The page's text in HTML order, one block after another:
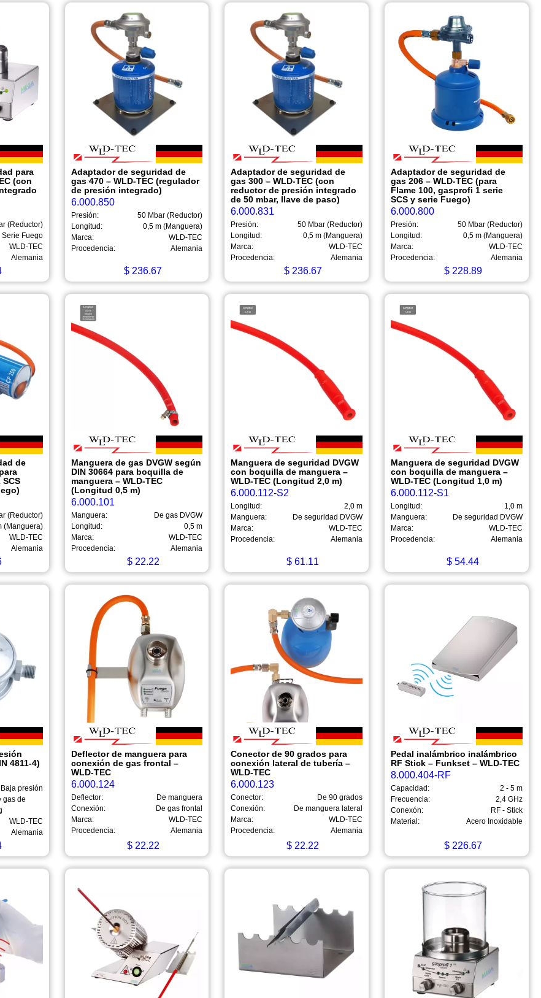
para
(con
(Reductor)
Serie Fuego
WLD-TEC
Alemania
Adaptador de seguridad de
gas 470 – WLD-TEC (regulador
de presión integrado)
6.000.850
Presión:
50 Mbar (Reductor)
Longitud:
0,5 m (Manguera)
Marca:
WLD-TEC
Procedencia:
Alemania
$ 236.67
Adaptador de seguridad de
gas 300 – WLD-TEC (con
reductor de presión integrado
de 50 mbar, llave de paso)
6.000.831
Presión:
50 Mbar (Reductor)
Longitud:
0,5 m (Manguera)
Marca:
WLD-TEC
Procedencia:
Alemania
$236.67
Adaptador de seguridad de
gas 206 – WLD-TEC (para
Flame 100, gasprofi 1 serie
SCS y serie Fuego)
6.000.800
Presión:
50 Mbar (Reductor)
Longitud:
0,5 m (Manguera)
Marca:
WLD-TEC
Procedencia:
Alemania
$228.89
de
(Reductor)
(Manguera)
WLD-TEC
Alemania
Manguera de gas DVGW según
DIN 30664 para boquilla de
manguera – WLD-TEC
(Longitud 0,5 m)
6.000.101
Manguera:
De gas DVGW
Longitud:
0,5 m
Marca:
WLD-TEC
Procedencia:
Alemania
$22.22
Manguera de seguridad DVGW
con boquilla de manguera –
WLD-TEC (Longitud 2,0 m)
6.000.112-S2
Longitud:
2,0 m
Manguera:
De seguridad DVGW
Marca:
WLD-TEC
Procedencia:
Alemania
$ 61.11
Manguera de seguridad DVGW
con boquilla de manguera –
WLD-TEC (Longitud 1,0 m)
6.000.112-S1
Longitud:
1,0 m
Manguera:
De seguridad DVGW
Marca:
WLD-TEC
Procedencia:
Alemania
$ 54.44
4811-4)
Baja presión
gas de
WLD-TEC
Alemania
Deflector de manguera para
conexión de gas frontal –
WLD-TEC
6.000.124
Deflector:
De manguera
Conexión:
De gas frontal
Marca:
WLD-TEC
Procedencia:
Alemania
$22.22
Conector de 90 grados para
conexión lateral de tubería –
WLD-TEC
6.000.123
Conector:
De 90 grados
Conexión:
De manguera lateral
Marca:
WLD-TEC
Procedencia:
Alemania
$ 22.22
Pedal inalámbrico inalámbrico
RF Stick – Funkset – WLD-TEC
8.000.404-RF
Capacidad:
2 - 5 m
Frecuencia:
2,4 GHz
Conexón:
RF - Stick
Material:
Acero Inoxidable
$226.67